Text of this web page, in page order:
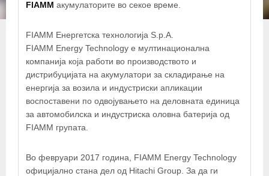
FIAMM акумулаторите во секоe време.
FIAMM Енергетска технологија S.p.A.
FIAMM Energy Technology е мултинационална
компанија која работи во производството и
дистрибуцијата на акумулатори за складирање на
енергија за возила и индустриски апликации
воспоставени по одвојувањето на деловната единица
за автомобилска и индустриска оловна батерија од
FIAMM групата.
Во февруари 2017 година, FIAMM Energy Technology
официјално стана дел од Hitachi Group. За да ги